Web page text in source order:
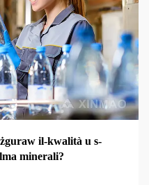
il-kwalità u s-
minerali?